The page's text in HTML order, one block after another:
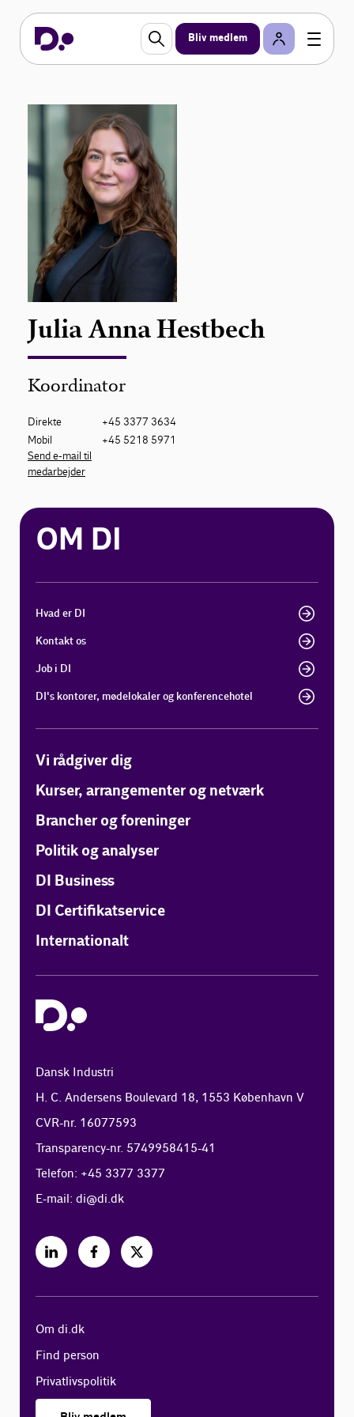
Bliv medlem
Julia Anna Hestbech
Koordinator
Direkte
+45 3377 3634
Mobil
+45 5218 5971
Send e-mail til
medarbejder
OM DI
Hvad er DI
Kontakt os
Job i DI
DI's kontorer, mødelokaler og konferencehotel
Vi rådgiver dig
Kurser, arrangementer og netværk
Brancher og foreninger
Politik og analyser
DI Business
DI Certifikatservice
Internationalt
Dansk Industri
H. C. Andersens Boulevard 18, 1553 København V
CVR-nr. 16077593
Transparency-nr. 5749958415-41
Telefon: +45 3377 3377
E-mail:di@di.dk
Om di.dk
Find person
Privatlivspolitik